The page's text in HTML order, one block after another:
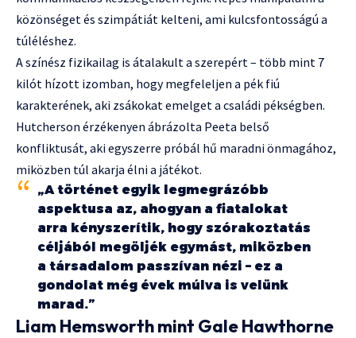
közönséget és szimpátiát kelteni, ami kulcsfontosságú a
túléléshez.
A színész fizikailag is átalakult a szerepért – több mint 7
kilót hízott izomban, hogy megfeleljen a pék fiú
karakterének, aki zsákokat emelget a családi pékségben.
Hutcherson érzékenyen ábrázolta Peeta belső
konfliktusát, aki egyszerre próbál hű maradni önmagához,
miközben túl akarja élni a játékot.
„A történet egyik legmegrázóbb
aspektusa az, ahogyan a fiatalokat
arra kényszerítik, hogy szórakoztatás
céljából megöljék egymást, miközben
a társadalom passzívan nézi – ez a
gondolat még évek múlva is velünk
marad.”
Liam Hemsworth mint Gale Hawthorne